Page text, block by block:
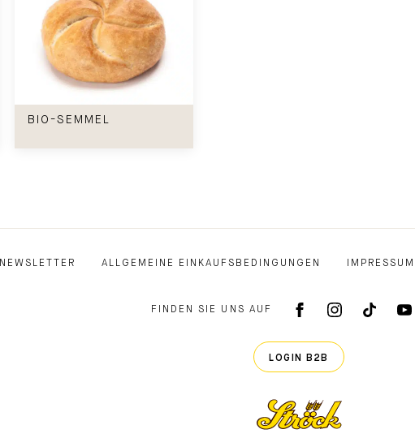
Bio-Semmel
BIO-SEMMEL
NEWSLETTER ALLGEMEINE EINKAUFSBEDINGUNGEN IMPRESSUM
FINDEN SIE UNS AUF
FACEBOOK APP
LOGIN B2B